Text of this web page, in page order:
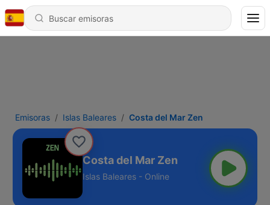
Emisoras Islas Baleares Costa del Mar Zen
Costa del Mar Zen
Islas Baleares - Online